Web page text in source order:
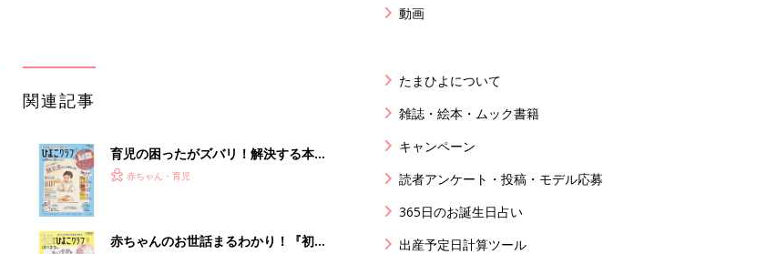
動画
たまひよについて
雑誌・絵本・ムック書籍
キャンペーン
読者アンケート・投稿・モデル応募
365日のお誕生日占い
出産予定日計算ツール